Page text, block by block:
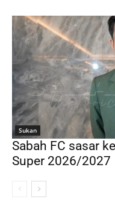
Sukan
Sabah FC sasar
Super 2026/2027